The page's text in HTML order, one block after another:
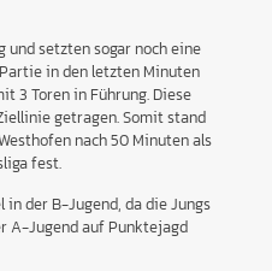
und setzten sogar noch eine
in den letzten Minuten
3 Toren in Führung. Diese
getragen. Somit stand
nach 50 Minuten als
fest.
in der B-Jugend, da die Jungs
A-Jugend auf Punktejagd